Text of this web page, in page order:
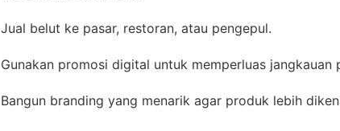
Jual belut ke pasar, restoran, atau pengepul.
Gunakan promosi digital untuk memperluas jangkauan
Bangun branding yang menarik agar produk lebih